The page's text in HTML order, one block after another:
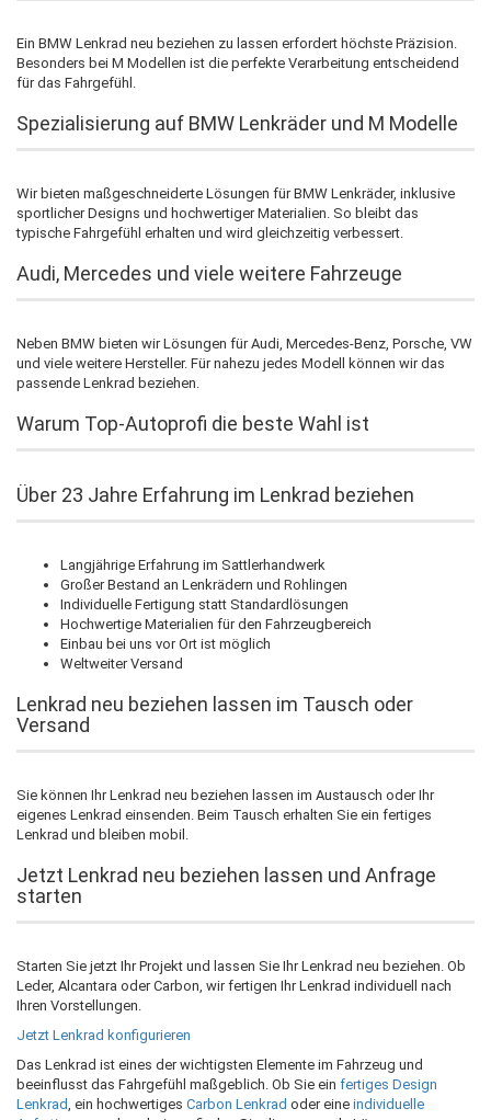
Ein BMW Lenkrad neu beziehen zu lassen erfordert höchste Präzision.
Besonders bei M Modellen ist die perfekte Verarbeitung entscheidend
für das Fahrgefühl.
Spezialisierung auf BMW Lenkräder und M Modelle
Wir bieten maßgeschneiderte Lösungen für BMW Lenkräder, inklusive
sportlicher Designs und hochwertiger Materialien. So bleibt das
typische Fahrgefühl erhalten und wird gleichzeitig verbessert.
Audi, Mercedes und viele weitere Fahrzeuge
Neben BMW bieten wir Lösungen für Audi, Mercedes-Benz, Porsche, VW
und viele weitere Hersteller. Für nahezu jedes Modell können wir das
passende Lenkrad beziehen.
Warum Top-Autoprofi die beste Wahl ist
Über 23 Jahre Erfahrung im Lenkrad beziehen
Langjährige Erfahrung im Sattlerhandwerk
Großer Bestand an Lenkrädern und Rohlingen
Individuelle Fertigung statt Standardlösungen
Hochwertige Materialien für den Fahrzeugbereich
Einbau bei uns vor Ort ist möglich
Weltweiter Versand
Lenkrad neu beziehen lassen im Tausch oder
Versand
Sie können Ihr Lenkrad neu beziehen lassen im Austausch oder Ihr
eigenes Lenkrad einsenden. Beim Tausch erhalten Sie ein fertiges
Lenkrad und bleiben mobil.
Jetzt Lenkrad neu beziehen lassen und Anfrage
starten
Starten Sie jetzt Ihr Projekt und lassen Sie Ihr Lenkrad neu beziehen. Ob
Leder, Alcantara oder Carbon, wir fertigen Ihr Lenkrad individuell nach
Ihren Vorstellungen.
Jetzt Lenkrad konfigurieren
Das Lenkrad ist eines der wichtigsten Elemente im Fahrzeug und
beeinflusst das Fahrgefühl maßgeblich. Ob Sie ein fertiges Design
Lenkrad , ein hochwertiges Carbon Lenkrad oder eine individuelle